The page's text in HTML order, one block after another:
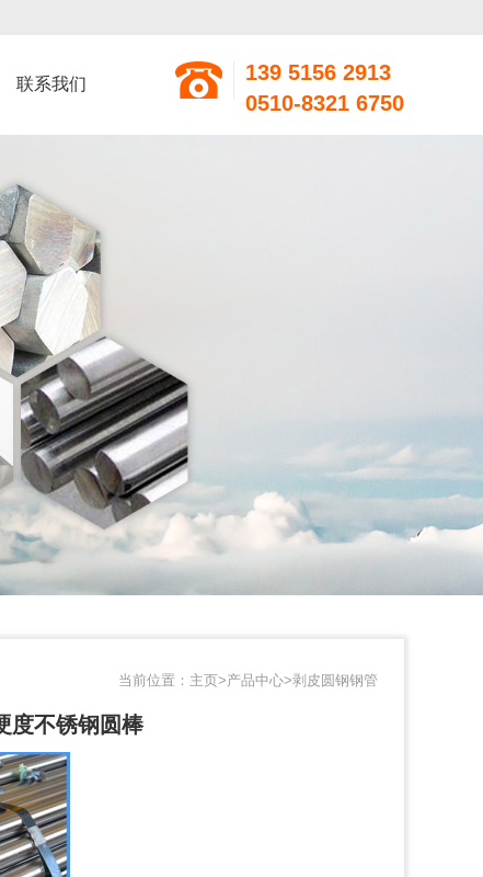
联系我们
139 5156 2913
0510-8321 6750
当前位置： 主页>产品中心>剥皮圆钢钢管
度不锈钢圆棒